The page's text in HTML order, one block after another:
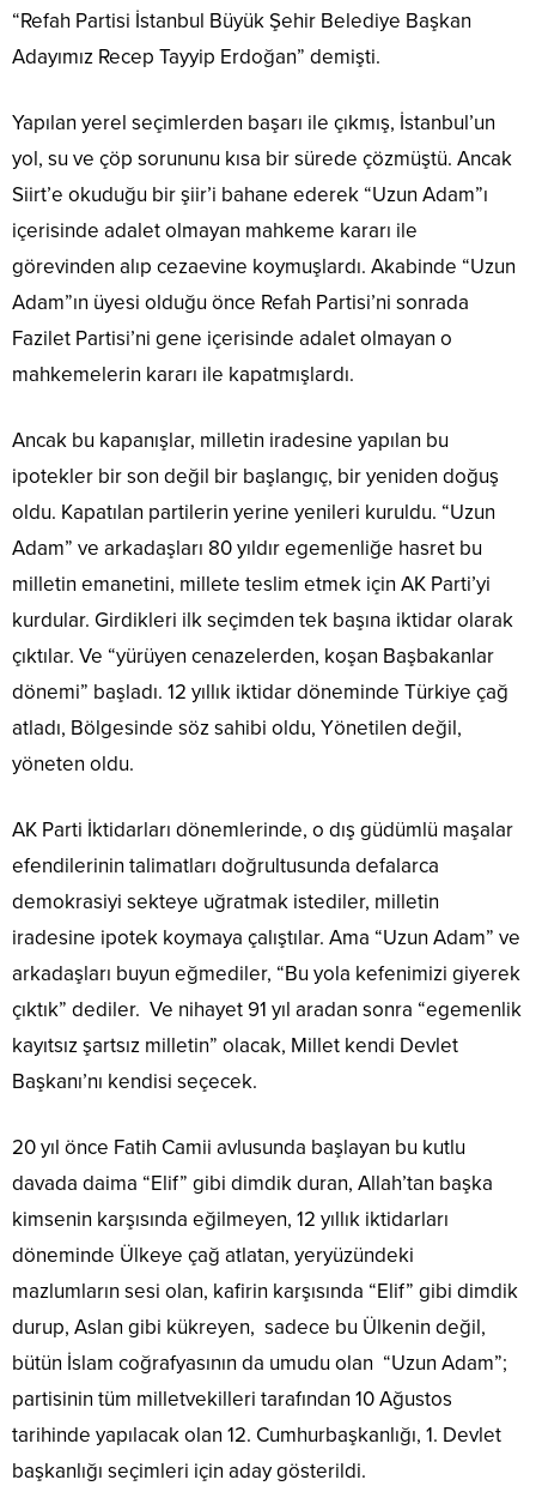
“Refah Partisi İstanbul Büyük Şehir Belediye Başkan
Adayımız Recep Tayyip Erdoğan” demişti.
Yapılan yerel seçimlerden başarı ile çıkmış, İstanbul’un
yol, su ve çöp sorununu kısa bir sürede çözmüştü. Ancak
Siirt’e okuduğu bir şiir’i bahane ederek “Uzun Adam”ı
içerisinde adalet olmayan mahkeme kararı ile
görevinden alıp cezaevine koymuşlardı. Akabinde “Uzun
Adam”ın üyesi olduğu önce Refah Partisi’ni sonrada
Fazilet Partisi’ni gene içerisinde adalet olmayan o
mahkemelerin kararı ile kapatmışlardı.
Ancak bu kapanışlar, milletin iradesine yapılan bu
ipotekler bir son değil bir başlangıç, bir yeniden doğuş
oldu. Kapatılan partilerin yerine yenileri kuruldu. “Uzun
Adam” ve arkadaşları 80 yıldır egemenliğe hasret bu
milletin emanetini, millete teslim etmek için AK Parti’yi
kurdular. Girdikleri ilk seçimden tek başına iktidar olarak
çıktılar. Ve “yürüyen cenazelerden, koşan Başbakanlar
dönemi” başladı. 12 yıllık iktidar döneminde Türkiye çağ
atladı, Bölgesinde söz sahibi oldu, Yönetilen değil,
yöneten oldu.
AK Parti İktidarları dönemlerinde, o dış güdümlü maşalar
efendilerinin talimatları doğrultusunda defalarca
demokrasiyi sekteye uğratmak istediler, milletin
iradesine ipotek koymaya çalıştılar. Ama “Uzun Adam” ve
arkadaşları buyun eğmediler, “Bu yola kefenimizi giyerek
çıktık” dediler. Ve nihayet 91 yıl aradan sonra “egemenlik
kayıtsız şartsız milletin” olacak, Millet kendi Devlet
Başkanı’nı kendisi seçecek.
20 yıl önce Fatih Camii avlusunda başlayan bu kutlu
davada daima “Elif” gibi dimdik duran, Allah’tan başka
kimsenin karşısında eğilmeyen, 12 yıllık iktidarları
döneminde Ülkeye çağ atlatan, yeryüzündeki
mazlumların sesi olan, kafirin karşısında “Elif” gibi dimdik
durup, Aslan gibi kükreyen, sadece bu Ülkenin değil,
bütün İslam coğrafyasının da umudu olan “Uzun Adam”;
partisinin tüm milletvekilleri tarafından 10 Ağustos
tarihinde yapılacak olan 12. Cumhurbaşkanlığı, 1. Devlet
başkanlığı seçimleri için aday gösterildi.